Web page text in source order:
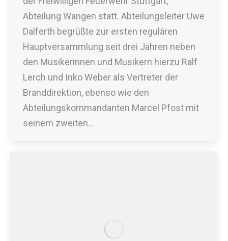
Abteilung Wangen statt. Abteilungsleiter Uwe
Dalferth begrüßte zur ersten regulären
Hauptversammlung seit drei Jahren neben
den Musikerinnen und Musikern hierzu Ralf
Lerch und Inko Weber als Vertreter der
Branddirektion, ebenso wie den
Abteilungskommandanten Marcel Pfost mit
seinem zweiten…